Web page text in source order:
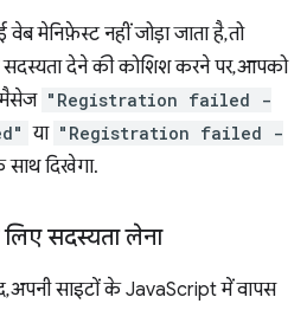
मेनिफ़ेस्ट नहीं जोड़ा जाता है, तो
देने की कोशिश करने पर, आपको
मैसेज "Registration failed -
या "Registration failed -
दिखेगा.
सदस्यता लेना
साइटों के JavaScript में वापस